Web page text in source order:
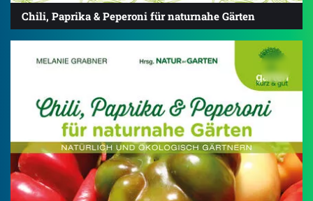
Chili, Paprika & Peperoni für naturnahe Gärten